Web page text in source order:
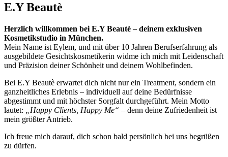
E.Y Beautè
Herzlich willkommen bei E.Y Beautè – deinem exklusiven
Kosmetikstudio in München.
Mein Name ist Eylem, und mit über 10 Jahren Berufserfahrung als
ausgebildete Gesichtskosmetikerin widme ich mich mit Leidenschaft
und Präzision deiner Schönheit und deinem Wohlbefinden.
Bei E.Y Beautè erwartet dich nicht nur ein Treatment, sondern ein
ganzheitliches Erlebnis – individuell auf deine Bedürfnisse
abgestimmt und mit höchster Sorgfalt durchgeführt. Mein Motto
lautet:
„Happy Clients, Happy Me“ – denn deine Zufriedenheit ist
mein größter Antrieb.
Ich freue mich darauf, dich schon bald persönlich bei uns begrüßen
zu dürfen.